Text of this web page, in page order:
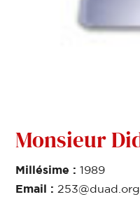
Monsieur
Millésime :1989
Email : 253@duad.org